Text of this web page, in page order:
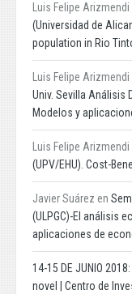
Luis Felipe Arizmendi
(Universidad de
population in Rio
Luis Felipe Arizmendi
Univ. Sevilla Análisis
Modelos y
Luis Felipe Arizmendi
(UPV/EHU). Cost-
Javier Suárez en
(ULPGC)-El análisis
aplicaciones de
14-15 DE JUNIO
novel | Centro de